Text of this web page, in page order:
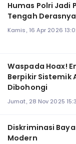
Humas Polri Jadi
Tengah
Kamis, 16 Apr 2026
Waspada Hoax!
Berpikir Sistemik
Dibohongi
Jumat, 28 Nov 2025
Diskriminasi
Modern